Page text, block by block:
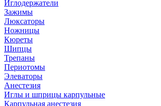
Иглодержатели
Зажимы
Люксаторы
Ножницы
Кюреты
Шипцы
Трепаны
Периотомы
Элеваторы
Анестезия
Иглы и шприцы карпульные
Карпульная анестезия